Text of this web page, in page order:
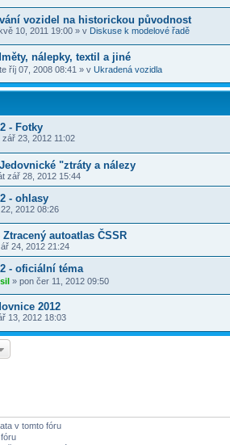
vozidel na historickou původnost
10, 2011 19:00 » v Diskuse k modelové řadě
nálepky, textil a jiné
říj 07, 2008 08:41 » v Ukradená vozidla
- Fotky
zář 23, 2012 11:02
"ztráty a nálezy
zář 28, 2012 15:44
- ohlasy
2012 08:26
autoatlas ČSSR
24, 2012 21:24
- oficiální téma
» pon čer 11, 2012 09:50
2012
13, 2012 18:03
v tomto fóru